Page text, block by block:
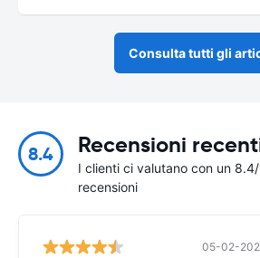
Consulta tutti gli
8.4 Recensioni
I clienti ci valutano con un
recensioni
05-02-